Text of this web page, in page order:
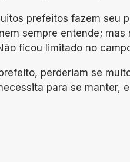
prefeitos fazem seu
sempre entende;
ficou limitado no
perderiam se
para se manter,